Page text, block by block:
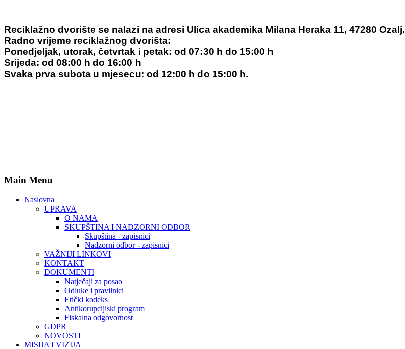
Reciklažno dvorište se nalazi na adresi Ulica akademika Milana Heraka 11, 47280 Ozalj.
Radno vrijeme reciklažnog dvorišta:
Ponedjeljak, utorak, četvrtak i petak: od 07:30 h do 15:00 h
Srijeda: od 08:00 h do 16:00 h
Svaka prva subota u mjesecu: od 12:00 h do 15:00 h.
Main Menu
Naslovna
UPRAVA
O NAMA
SKUPŠTINA I NADZORNI ODBOR
Skupština - zapisnici
Nadzorni odbor - zapisnici
VAŽNIJI LINKOVI
KONTAKT
DOKUMENTI
Natječaji za posao
Odluke i pravilnici
Etički kodeks
Antikorupcijiski program
Fiskalna odgovornost
GDPR
NOVOSTI
MISIJA I VIZIJA